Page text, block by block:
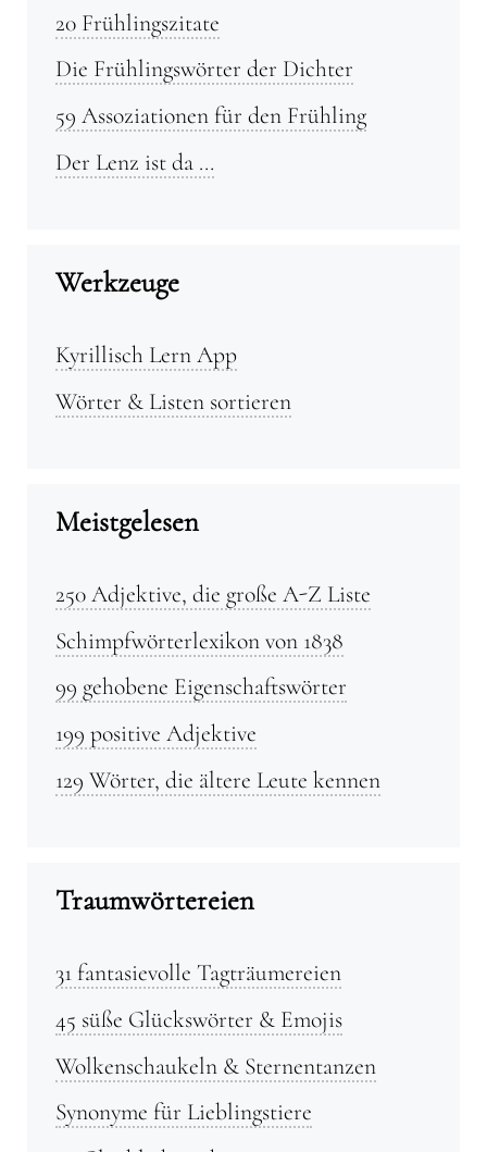
20 Frühlingszitate
Die Frühlingswörter der Dichter
59 Assoziationen für den Frühling
Der Lenz ist da …
Werkzeuge
Kyrillisch Lern App
Wörter & Listen sortieren
Meistgelesen
250 Adjektive, die große A-Z Liste
Schimpfwörterlexikon von 1838
99 gehobene Eigenschaftswörter
199 positive Adjektive
129 Wörter, die ältere Leute kennen
Traumwörtereien
31 fantasievolle Tagträumereien
45 süße Glückswörter & Emojis
Wolkenschaukeln & Sternentanzen
Synonyme für Lieblingstiere